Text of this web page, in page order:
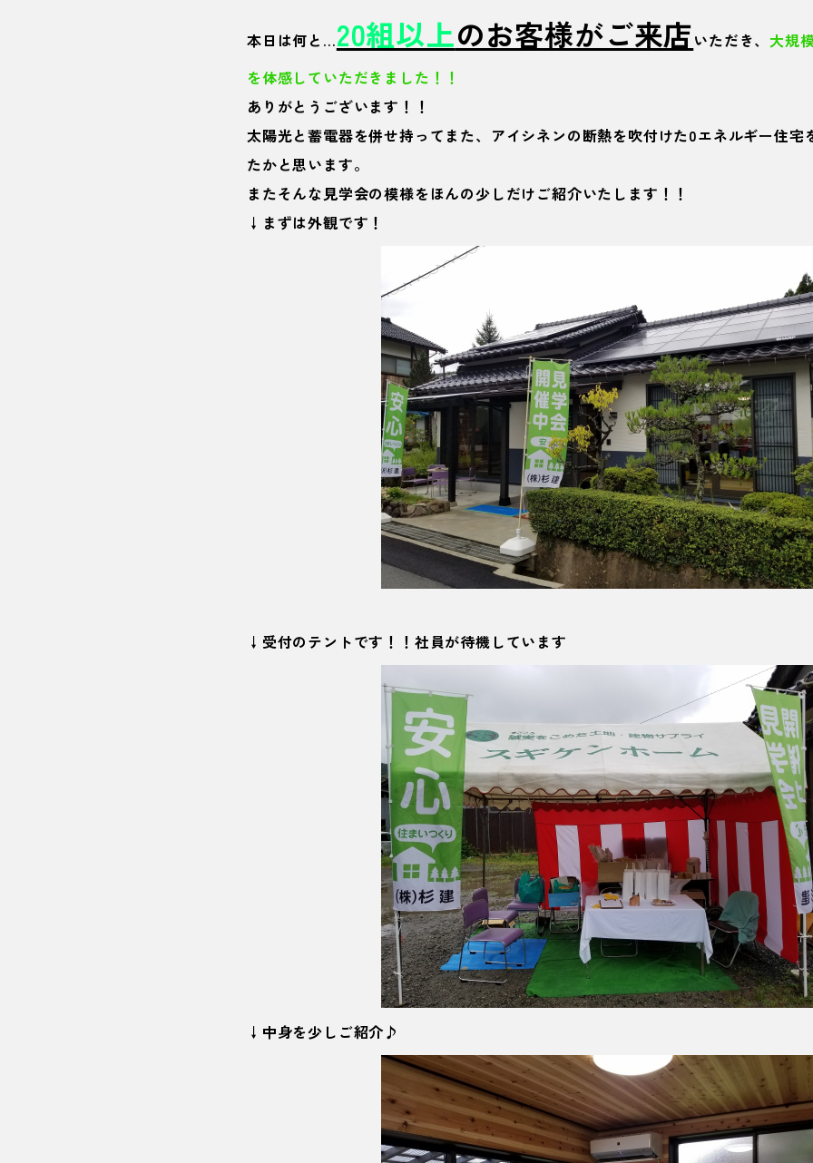
本日は何と…20組以上のお客様がご来店いただき、大規
を体感していただきました！！
ありがとうございます！！
太陽光と蓄電器を併せ持ってまた、アイシネンの断熱を吹付けた0エネルギー住宅
たかと思います。
またそんな見学会の模様をほんの少しだけご紹介いたします！！
↓まずは外観です！
↓受付のテントです！！社員が待機しています
↓中身を少しご紹介♪